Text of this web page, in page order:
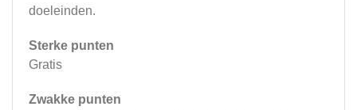
doeleinden.
Sterke punten
Gratis
Zwakke punten